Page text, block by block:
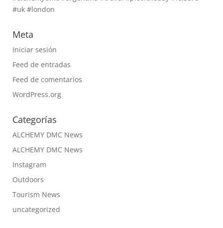
#uk #london
Meta
Iniciar sesión
Feed de entradas
Feed de comentarios
WordPress.org
Categorías
ALCHEMY DMC News
ALCHEMY DMC News
Instagram
Outdoors
Tourism News
uncategorized